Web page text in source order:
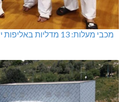
מכבי מעלות: 13 מדליות באליפות ישראל